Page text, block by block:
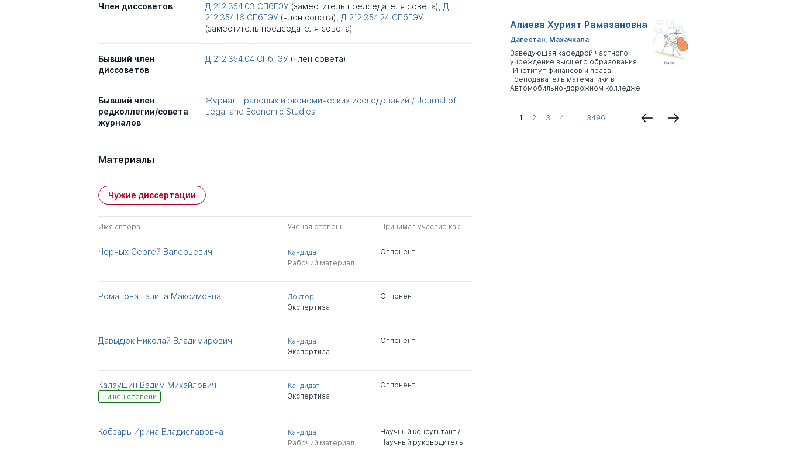
Член диссоветов Д 212.354.03 СПбГЭУ (заместитель председателя совета), Д
212.354.16 СПбГЭУ (член совета), Д 212.354.24 СПбГЭУ
(заместитель председателя совета)
Бывший член
диссоветов
Д 212.354.04 СПбГЭУ (член совета)
Бывший член
редколлегии/совета
журналов
Журнал правовых и экономических исследований / Journal of
Legal and Economic Studies
Материалы
Чужие диссертации
Имя автора Ученая степень Принимал участие как
Черных Сергей Валерьевич
Кандидат
Рабочий материал
Оппонент
Романова Галина Максимовна
Доктор
Экспертиза
Оппонент
Давыдюк Николай Владимирович
Кандидат
Экспертиза
Оппонент
Калаушин Вадим Михайлович
Лишен степени
Кандидат
Экспертиза
Оппонент
Кобзарь Ирина Владиславовна
Кандидат
Рабочий материал
Научный консультант /
Научный руководитель
Алиева Хурият Рамазановна
Дагестан, Махачкала
Заведующая кафедрой частного
учреждение высшего образования
"Институт финансов и права";
преподаватель математики в
Автомобильно-дорожном колледже
1 2 3 4 ... 3496